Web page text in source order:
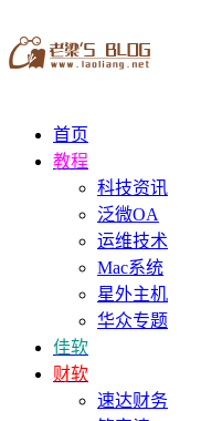
首页
教程
科技资讯
泛微OA
运维技术
Mac系统
星外主机
华众专题
佳软
财软
速达财务